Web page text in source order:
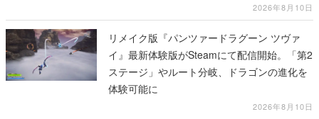
プ、予約受付は8月17日12時より開始2026年8月10日
リメイク版『パンツァードラグーン ツヴァ
イ』最新体験版がSteamにて配信開始。「第2
ステージ」やルート分岐、ドラゴンの進化を
体験可能に
2026年8月10日